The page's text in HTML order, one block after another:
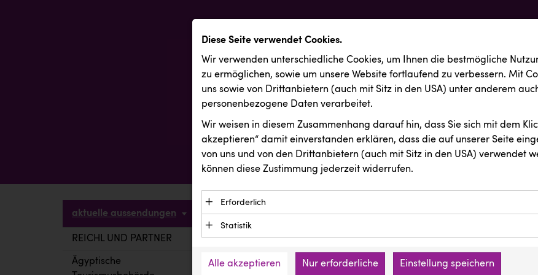
aktuelle aussendungen
REICHL UND PARTNER
Ägyptische
Diese Seite verwendet Cookies.
Wir verwenden unterschiedliche Cookies, um Ihnen die best­mögliche
zu ermöglichen, sowie um unsere Website fortlaufend zu verbessern. Mit
uns sowie von Drittanbietern (auch mit Sitz in den USA) unter anderem
personenbezogene Daten verarbeitet.
Wir weisen in diesem Zusammenhang darauf hin, dass Sie sich mit dem
akzeptieren“ damit ein­ver­standen erklären, dass die auf unserer Seite
von uns und von den Drittanbietern (auch mit Sitz in den USA) verwendet
können diese Zustimmung jederzeit widerrufen.
Erforderlich
Essenzielle Cookies ermöglichen grundlegende Funktionen und sind für
Funktion der Website erforderlich. Diese Cookies speichern keine
Daten und werden an keine Dritten übermittelt.
Anbieter: Eigentümer der Website (Erstanbieter)
Statistik
verstehen, wie unsere Besucher unsere Website nutzen.
Alle akzeptieren Nur erforderliche Einstellung speichern